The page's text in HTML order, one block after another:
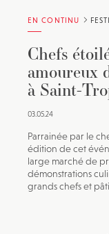
EN CONTINU
Chefs
amoureux
à Saint-
03.05.24
Parrainée par le
édition de cet
large marché de
démonstrations
grands chefs et